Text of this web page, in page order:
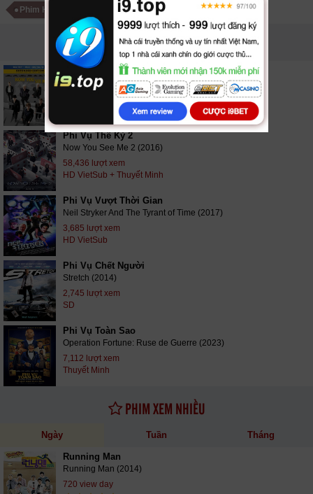
Phim Hài Hước Mỹ Phim Hành Động Mỹ
PHIM LIÊN QUAN
Phi Vụ Thế Kỷ
Now You See Me (2013)
27,804 lượt xem
HD VietSub + Thuyết Minh
Phi Vụ Thế Kỷ 2
Now You See Me 2 (2016)
58,436 lượt xem
HD VietSub + Thuyết Minh
Phi Vụ Vượt Thời Gian
Neil Stryker And The Tyrant of Time (2017)
3,685 lượt xem
HD VietSub
Phi Vụ Chết Người
Stretch (2014)
2,745 lượt xem
SD
Phi Vụ Toàn Sao
Operation Fortune: Ruse de Guerre (2023)
7,112 lượt xem
Thuyết Minh
PHIM XEM NHIỀU
Ngày Tuần Tháng
Running Man
Running Man (2014)
720 view day